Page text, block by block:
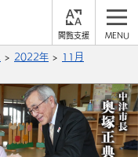
支
白
縮小
2022年
11月